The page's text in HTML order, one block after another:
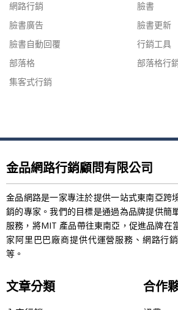
網路行銷
臉書
臉書廣告
臉書更新
臉書自動回覆
行銷工具
部落格
部落格行
集客式行銷
金品網路行銷顧問有限公司
金品網路是一家專注於提供一站式東南亞跨
銷的專家。我們的目標是通過為品牌提供簡
服務，將MIT 產品帶往東南亞，促進品牌在
家阿里巴巴廠商提供代運營服務、網路行
等。
文章分類 合作